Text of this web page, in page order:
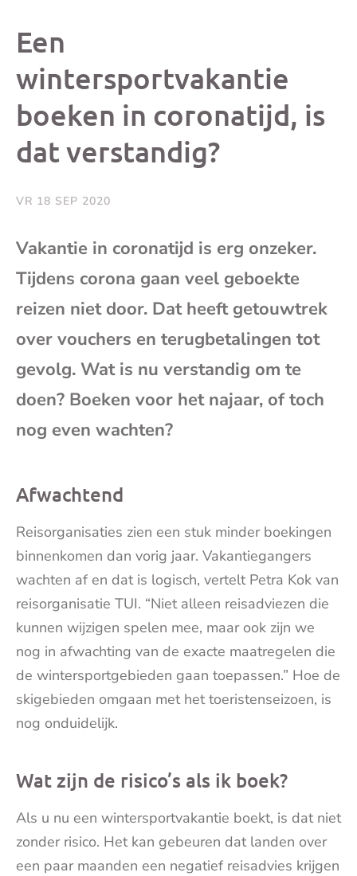
bericht
op
bericht
op op
Een
wintersportvakantie
boeken in coronatijd, is
dat verstandig?
VR 18 SEP 2020
Vakantie in coronatijd is erg onzeker.
Tijdens corona gaan veel geboekte
reizen niet door. Dat heeft getouwtrek
over vouchers en terugbetalingen tot
gevolg. Wat is nu verstandig om te
doen? Boeken voor het najaar, of toch
nog even wachten?
Afwachtend
Reisorganisaties zien een stuk minder boekingen
binnenkomen dan vorig jaar. Vakantiegangers
wachten af en dat is logisch, vertelt Petra Kok van
reisorganisatie TUI. “Niet alleen reisadviezen die
kunnen wijzigen spelen mee, maar ook zijn we
nog in afwachting van de exacte maatregelen die
de wintersportgebieden gaan toepassen.” Hoe de
skigebieden omgaan met het toeristenseizoen, is
nog onduidelijk.
Wat zijn de risico’s als ik boek?
Als u nu een wintersportvakantie boekt, is dat niet
zonder risico. Het kan gebeuren dat landen over
een paar maanden een negatief reisadvies krijgen